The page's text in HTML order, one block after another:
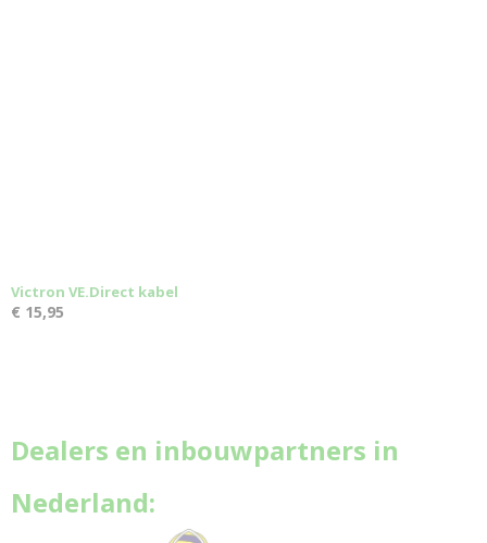
Victron VE.Direct kabel
€ 15,95
Dealers en inbouwpartners in
Nederland: